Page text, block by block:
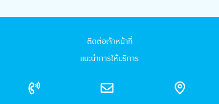
ติดต่อเจ้าหน้าที่
แนะนำการให้บริการ